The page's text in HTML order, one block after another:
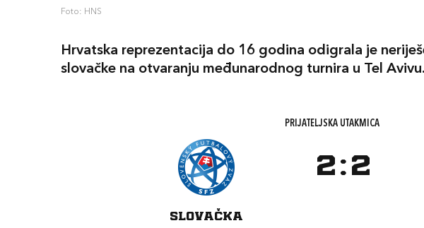
Foto: HNS
Hrvatska reprezentacija do 16 godina odigrala je
slovačke na otvaranju međunarodnog turnira u Tel Avivu.
PRIJATELJSKA UTAKMICA
SLOVAČKA
2 : 2